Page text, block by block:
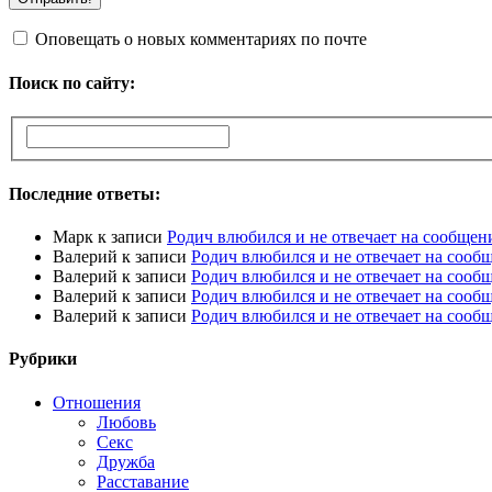
Оповещать о новых комментариях по почте
Поиск по сайту:
Последние ответы:
Марк к записи Родич влюбился и не отвечает на
Валерий к записи Родич влюбился и не отвечает на
Валерий к записи Родич влюбился и не отвечает на
Валерий к записи Родич влюбился и не отвечает на
Валерий к записи Родич влюбился и не отвечает на
Рубрики
Отношения
Любовь
Секс
Дружба
Расставание